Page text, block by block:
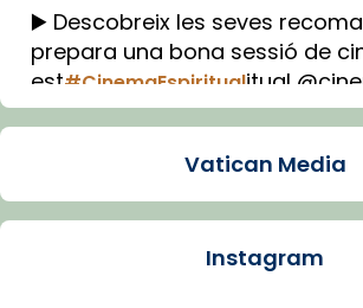
▶️ Descobreix les seves
prepara una bona sessió de
est#CinemaEspiritualitual
Imatge: Generada amb IA
Arquebisbat de Barcelona
Vatican Media
Instagram